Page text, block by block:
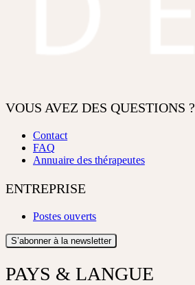
VOUS AVEZ DES QUESTIONS ?
Contact
FAQ
Annuaire des thérapeutes
ENTREPRISE
Postes ouverts
S’abonner à la newsletter
PAYS & LANGUE